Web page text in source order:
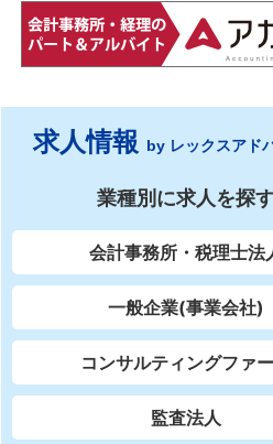
求人情報 by レックスアド
業種別に求人を探
会計事務所・税理士法
一般企業(事業会社)
コンサルティングファ
監査法人